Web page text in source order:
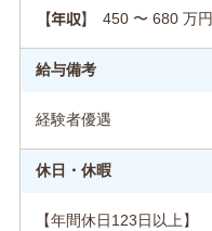
【年収】 450 〜 680 万円
給与備考
経験者優遇
休日・休暇
【年間休日123日以上】